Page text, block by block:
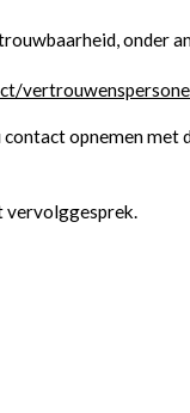
onder
opnemen
vervolggesprek.